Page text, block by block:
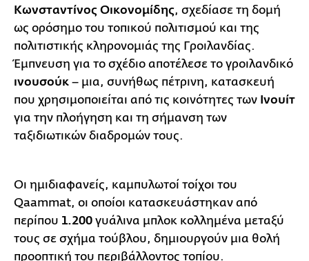
Κωνσταντίνος Οικονομίδης, σχεδίασε τη δομή
ως ορόσημο του τοπικού πολιτισμού και της
πολιτιστικής κληρονομιάς της Γροιλανδίας.
Έμπνευση για το σχέδιο αποτέλεσε το γροιλανδικό
ινουσούκ – μια, συνήθως πέτρινη, κατασκευή
που χρησιμοποιείται από τις κοινότητες των Ινουίτ
για την πλοήγηση και τη σήμανση των
ταξιδιωτικών διαδρομών τους.
Οι ημιδιαφανείς, καμπυλωτοί τοίχοι του
Qaammat, οι οποίοι κατασκευάστηκαν από
περίπου 1.200 γυάλινα μπλοκ κολλημένα μεταξύ
τους σε σχήμα τούβλου, δημιουργούν μια θολή
προοπτική του περιβάλλοντος τοπίου.